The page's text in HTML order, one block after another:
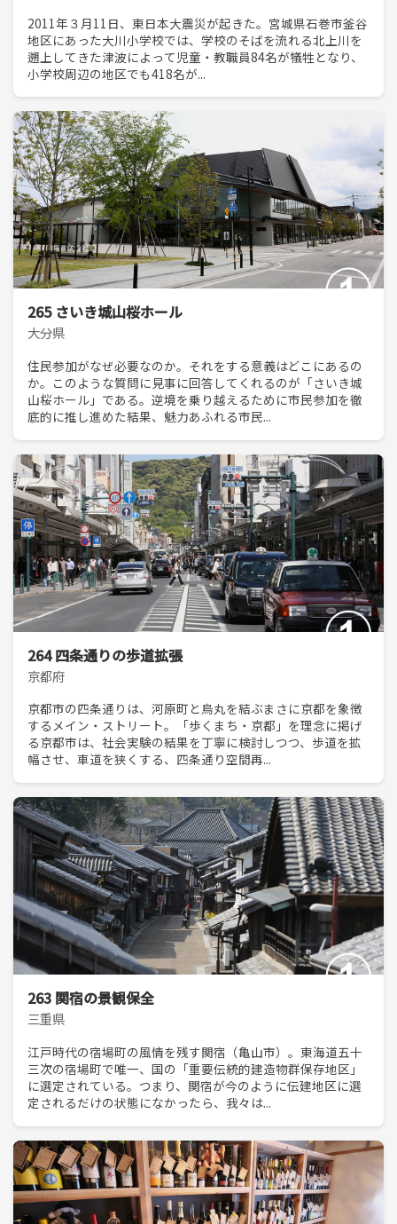
2011年３月11日、東日本大震災が起きた。宮城県石巻市釜谷
地区にあった大川小学校では、学校のそばを流れる北上川を
遡上してきた津波によって児童・教職員84名が犠牲となり、
小学校周辺の地区でも418名が...
265 さいき城山桜ホール
大分県
住民参加がなぜ必要なのか。それをする意義はどこにあるの
か。このような質問に見事に回答してくれるのが「さいき城
山桜ホール」である。逆境を乗り越えるために市民参加を徹
底的に推し進めた結果、魅力あふれる市民...
264 四条通りの歩道拡張
京都府
京都市の四条通りは、河原町と烏丸を結ぶまさに京都を象徴
するメイン・ストリート。「歩くまち・京都」を理念に掲げ
る京都市は、社会実験の結果を丁寧に検討しつつ、歩道を拡
幅させ、車道を狭くする、四条通り空間再...
263 関宿の景観保全
三重県
江戸時代の宿場町の風情を残す関宿（亀山市）。東海道五十
三次の宿場町で唯一、国の「重要伝統的建造物群保存地区」
に選定されている。つまり、関宿が今のように伝建地区に選
定されるだけの状態になかったら、我々は...